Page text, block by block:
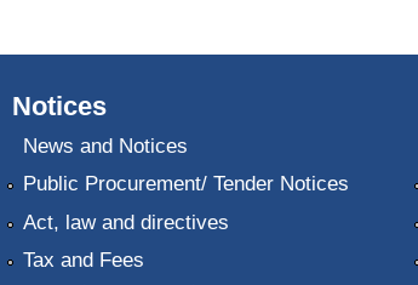
Notices
News and Notices
Public Procurement/ Tender Notices
Act, law and directives
Tax and Fees